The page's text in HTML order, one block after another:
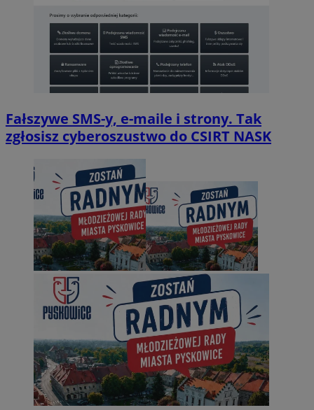
Fałszywe SMS-y, e-maile i strony. Tak
zgłosisz cyberoszustwo do CSIRT NASK